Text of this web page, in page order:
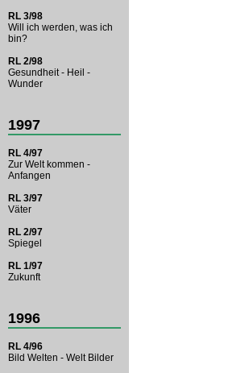
RL 3/98
Will ich werden, was ich
bin?
RL 2/98
Gesundheit - Heil -
Wunder
1997
RL 4/97
Zur Welt kommen -
Anfangen
RL 3/97
Väter
RL 2/97
Spiegel
RL 1/97
Zukunft
1996
RL 4/96
Bild Welten - Welt Bilder